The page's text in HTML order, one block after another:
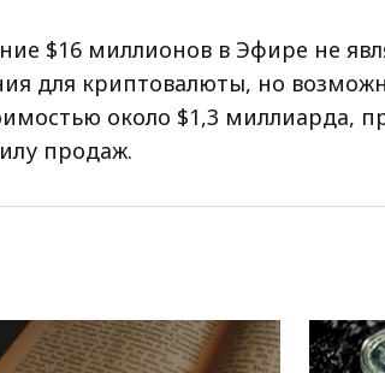
$16 миллионов в Эфире не
для криптовалюты, но
около $1,3 миллиарда,
продаж.